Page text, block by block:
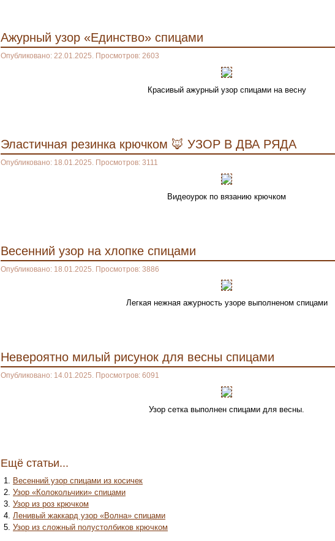
Ажурный узор «Единство» спицами
Опубликовано: 22.01.2025. Просмотров: 2603
Красивый ажурный узор спицами на весну
Эластичная резинка крючком 🦊 УЗОР В ДВА РЯДА
Опубликовано: 18.01.2025. Просмотров: 3111
Видеоурок по вязанию крючком
Весенний узор на хлопке спицами
Опубликовано: 18.01.2025. Просмотров: 3886
Легкая нежная ажурность узоре выполненом спицами
Невероятно милый рисунок для весны спицами
Опубликовано: 14.01.2025. Просмотров: 6091
Узор сетка выполнен спицами для весны.
Ещё статьи...
Весенний узор спицами из косичек
Узор «Колокольчики» спицами
Узор из роз крючком
Ленивый жаккард узор «Волна» спицами
Узор из сложный полустолбиков крючком